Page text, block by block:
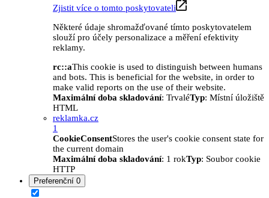
Zjistit více o tomto poskytovateli
Některé údaje shromažďované tímto poskytovatelem
slouží pro účely personalizace a měření efektivity
reklamy.
rc::aThis cookie is used to distinguish between humans
and bots. This is beneficial for the website, in order to
make valid reports on the use of their website.
Maximální doba skladování: TrvaléTyp: Místní úložiště
HTML
reklamka.cz
1
CookieConsentStores the user's cookie consent state for
the current domain
Maximální doba skladování: 1 rokTyp: Soubor cookie
HTTP
Preferenční 0